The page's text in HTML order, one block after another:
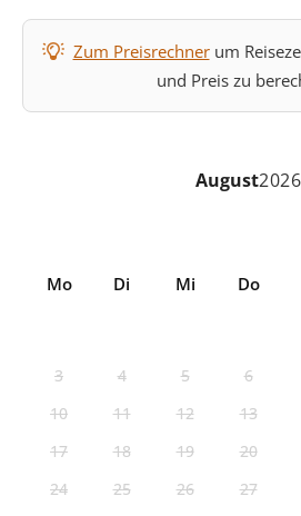
Zum Preisrechnerum
und Preis zu
August2026
Mo Di Mi Do
3
4 5 6
10
11 12 13
17
18 19 20
24
25 26 27